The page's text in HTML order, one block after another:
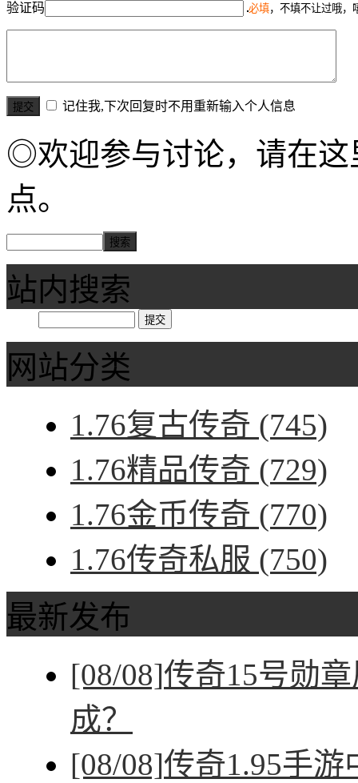
验证码 必填，不填不让过哦，
记住我,下次回复时不用重新输入个人信息
◎欢迎参与讨论，请在这
点。
站内搜索
网站分类
1.76复古传奇 (745)
1.76精品传奇 (729)
1.76金币传奇 (770)
1.76传奇私服 (750)
最新发布
[08/08]传奇15号勋
成？
[08/08]传奇1.95手